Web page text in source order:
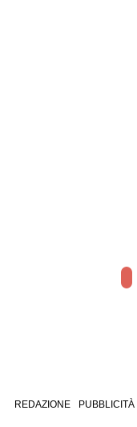
REDAZIONE PUBBLICITÀ